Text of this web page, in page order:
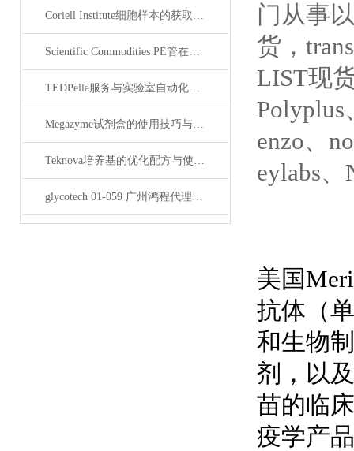
Coriell Institute细胞样本的获取与应用指南
Scientific Commodities PE管在环保实验中的作用
TEDPella服务与实验室自动化设备的整合
Megazyme试剂盒的使用技巧与实验优化方法
Teknova培养基的优化配方与使用技巧
glycotech 01-059 广州鸿程代理：开启糖生物学研究新征程
门从事
货，
LIST现
Polyplus
enzo、
eylabs
美国
抗体（
和生物
剂，以
苗的临
疫学产